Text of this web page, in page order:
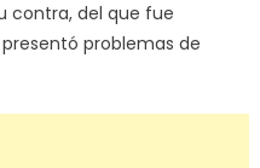
contra, del que fue
problemas de